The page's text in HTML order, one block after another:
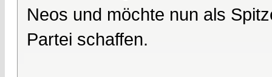
Neos und möchte nun als
Partei schaffen.